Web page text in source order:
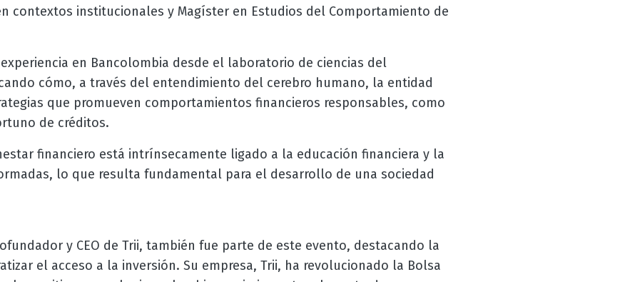
contextos institucionales y Magíster en Estudios del Comportamiento de
en Bancolombia desde el laboratorio de ciencias del
cómo, a través del entendimiento del cerebro humano, la entidad
que promueven comportamientos financieros responsables, como
de créditos.
financiero está intrínsecamente ligado a la educación financiera y la
lo que resulta fundamental para el desarrollo de una sociedad
y CEO de Trii, también fue parte de este evento, destacando la
el acceso a la inversión. Su empresa, Trii, ha revolucionado la Bolsa